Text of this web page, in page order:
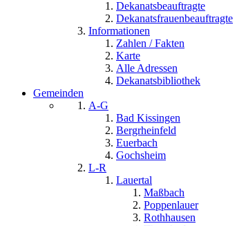
Dekanatsbeauftragte
Dekanatsfrauenbeauftragte
Informationen
Zahlen / Fakten
Karte
Alle Adressen
Dekanatsbibliothek
Gemeinden
A-G
Bad Kissingen
Bergrheinfeld
Euerbach
Gochsheim
L-R
Lauertal
Maßbach
Poppenlauer
Rothhausen